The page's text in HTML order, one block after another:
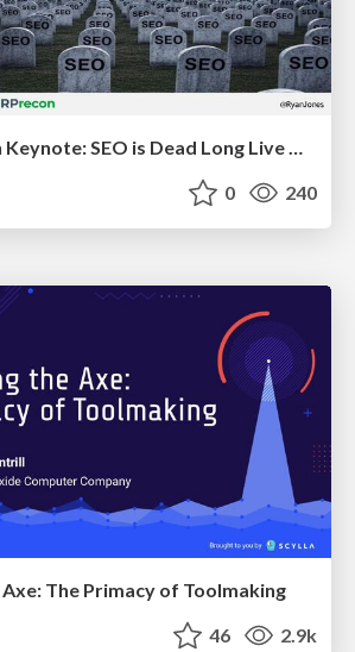
0 240
The Primacy of Toolmaking
46 2.9k